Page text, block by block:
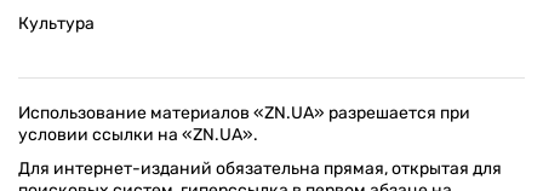
Культура
Использование материалов «ZN.UA» разрешается при
условии ссылки на «ZN.UA».
Для интернет-изданий обязательна прямая, открытая для